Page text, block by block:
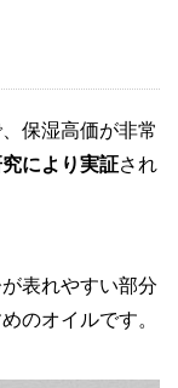
保湿高価が非常
により実証され
表れやすい部分
のオイルです。